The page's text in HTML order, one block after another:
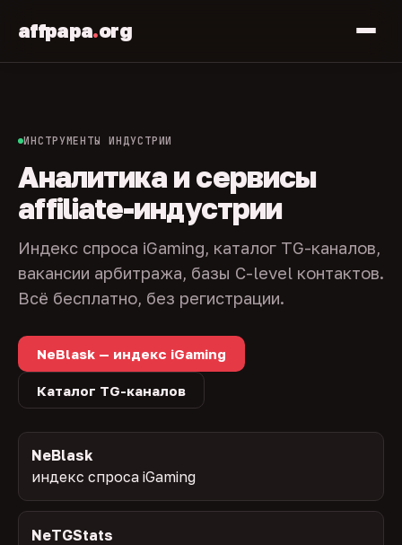
affpapa.org
ИНСТРУМЕНТЫ ИНДУСТРИИ
Аналитика и сервисы
affiliate-индустрии
Индекс спроса iGaming, каталог TG-каналов,
вакансии арбитража, базы C-level контактов.
Всё бесплатно, без регистрации.
NeBlask — индекс iGaming
Каталог TG-каналов
NeBlask
индекс спроса iGaming
NeTGStats